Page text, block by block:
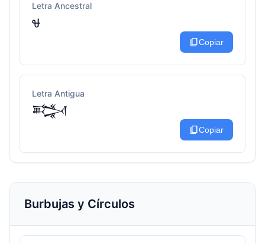
Letra Ancestral
Ꮰ
content_copyCopiar
Letra Antigua
𒅋
content_copyCopiar
Burbujas y Círculos